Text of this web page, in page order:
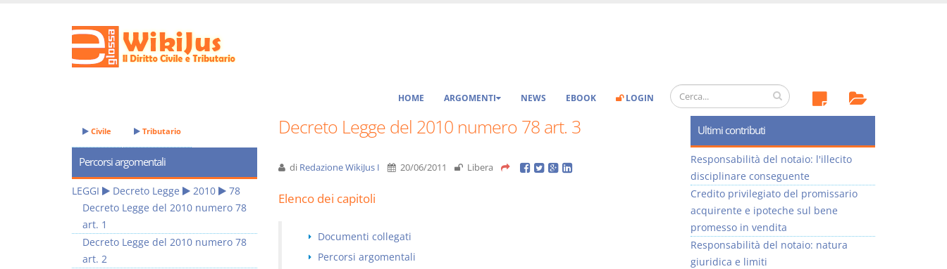
HOME ARGOMENTI NEWS EBOOK LOGIN
Decreto Legge del 2010 numero 78 art. 3
di Redazione WikiJus I 20/06/2011 Libera
Elenco dei capitoli
Documenti collegati
Percorsi argomentali
Civile Tributario
Percorsi argomentali
LEGGI Decreto Legge 2010
78
Decreto Legge del 2010 numero 78
art. 1
Decreto Legge del 2010 numero 78
art. 2
Ultimi contributi
Responsabilità del notaio: l'illecito
disciplinare conseguente
Credito privilegiato del promissario
acquirente e ipoteche sul bene
promesso in vendita
Responsabilità del notaio: natura
giuridica e limiti